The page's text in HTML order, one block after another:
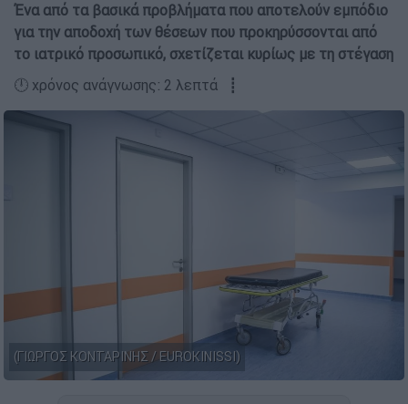
Ένα από τα βασικά προβλήματα που αποτελούν εμπόδιο
για την αποδοχή των θέσεων που προκηρύσσονται από
το ιατρικό προσωπικό, σχετίζεται κυρίως με τη στέγαση
🕛 χρόνος ανάγνωσης: 2 λεπτά ┋
(ΓΙΩΡΓΟΣ ΚΟΝΤΑΡΙΝΗΣ / EUROKINISSI)